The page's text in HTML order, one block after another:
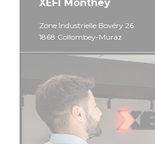
XEFI Monthey
Zone Industrielle Bovéry 26
1868 Collombey-Muraz